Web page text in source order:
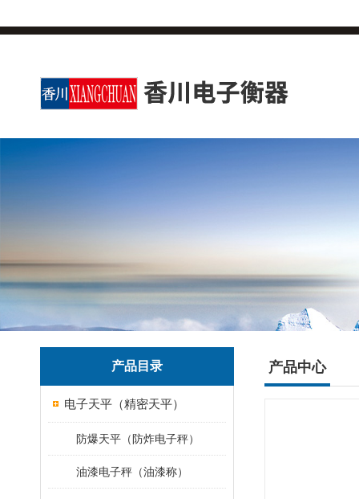
产品目录
电子天平（精密天平）
防爆天平（防炸电子秤）
油漆电子秤（油漆称）
产品中心